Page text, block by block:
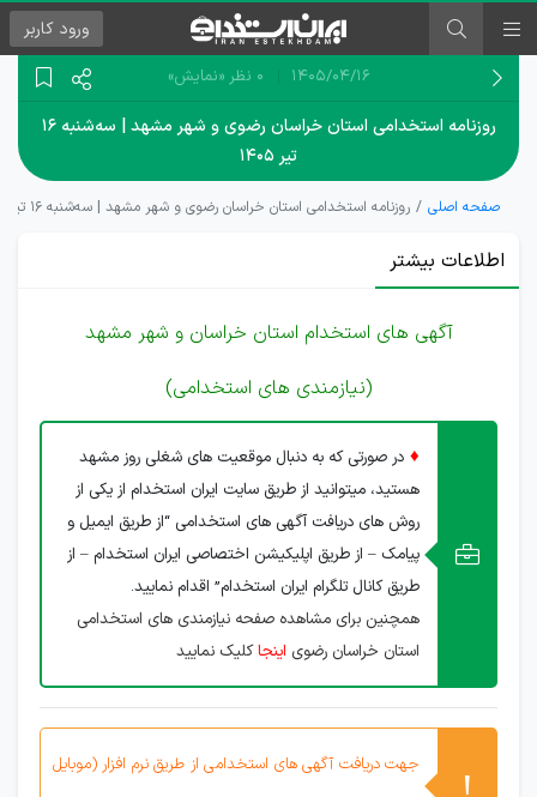
ورود کاربر
۱۴۰۵/۰۴/۱۶ 0 نظر «نمایش»
روزنامه استخدامی استان خراسان رضوی و شهر مشهد | سه‌شنبه ۱۶
تیر ۱۴۰۵
صفحه اصلی روزنامه استخدامی استان خراسان رضوی و شهر مشهد | سه‌شنبه ۱۶ تیر ۱۴۰۵
اطلاعات بیشتر
آگهی های استخدام استان خراسان و شهر مشهد
(نیازمندی های استخدامی)
♦ در صورتی که به دنبال موقعیت های شغلی روز مشهد
هستید، میتوانید از طریق سایت ایران استخدام از یکی از
روش های دریافت آگهی های استخدامی “از طریق ایمیل و
پیامک – از طریق اپلیکیشن اختصاصی ایران استخدام – از
طریق کانال تلگرام ایران استخدام” اقدام نمایید.
همچنین برای مشاهده صفحه نیازمندی های استخدامی
استان خراسان رضوی اینجاکلیک نمایید
جهت دریافت آگهی های استخدامی از طریق نرم افزار (موبایل